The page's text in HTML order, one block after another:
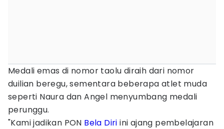
Medali emas di nomor taolu diraih dari nomor
duilian beregu, sementara beberapa atlet muda
seperti Naura dan Angel menyumbang medali
perunggu.
"Kami jadikan PON Bela Diri ini ajang pembelajaran